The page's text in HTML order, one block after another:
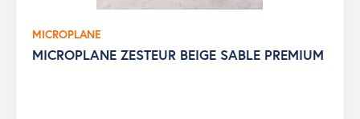
MICROPLANE
MICROPLANE ZESTEUR BEIGE SABLE PREMIUM